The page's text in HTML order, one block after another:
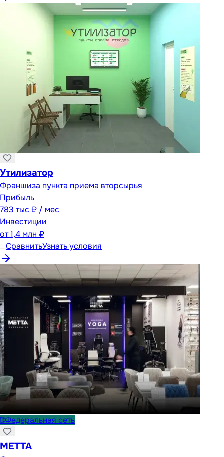
Утилизатор
Франшиза пункта приема вторсырья
Прибыль
783 тыс ₽ / мес
Инвестиции
от1,4 млн ₽
СравнитьУзнать условия
🌐Федеральная сеть
METTA